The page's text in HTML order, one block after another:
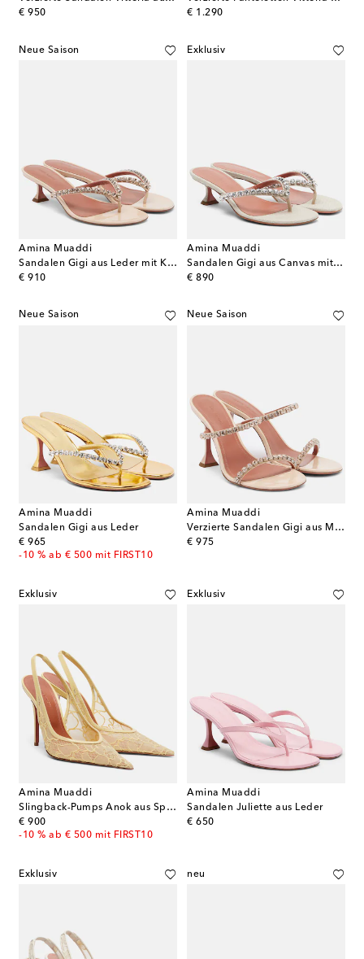
€ 950
original price
€ 1.290
original price
Neue Saison
Amina Muaddi
Sandalen Gigi aus Leder mit Kristallen
€ 910
original price
Exklusiv
Amina Muaddi
Sandalen Gigi aus Canvas mit Kristallen
€ 890
original price
Neue Saison
Amina Muaddi
Sandalen Gigi aus Leder
€ 965
original price
-10 % ab € 500 mit FIRST10
Neue Saison
Amina Muaddi
Verzierte Sandalen Gigi aus Metallic-Leder
€ 975
original price
Exklusiv
Amina Muaddi
Slingback-Pumps Anok aus Spitze mit Leder
€ 900
original price
-10 % ab € 500 mit FIRST10
Exklusiv
Amina Muaddi
Sandalen Juliette aus Leder
€ 650
original price
Exklusiv neu